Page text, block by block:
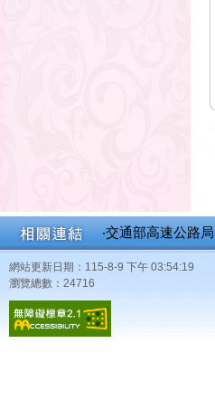
‧交通部高速公路局
網站更新日期：115-8-9 下午 03:54:19
瀏覽總數：24716